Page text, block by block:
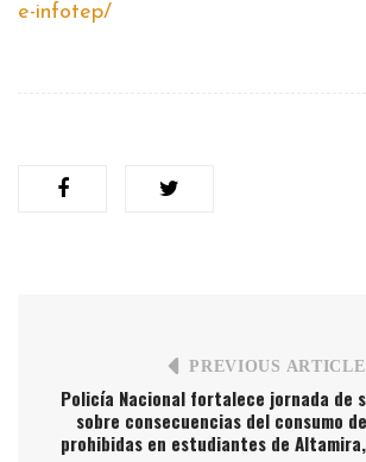
e-infotep/
PREVIOUS ARTICLE
Policía Nacional fortalece jornada de
sobre consecuencias del consumo
prohibidas en estudiantes de